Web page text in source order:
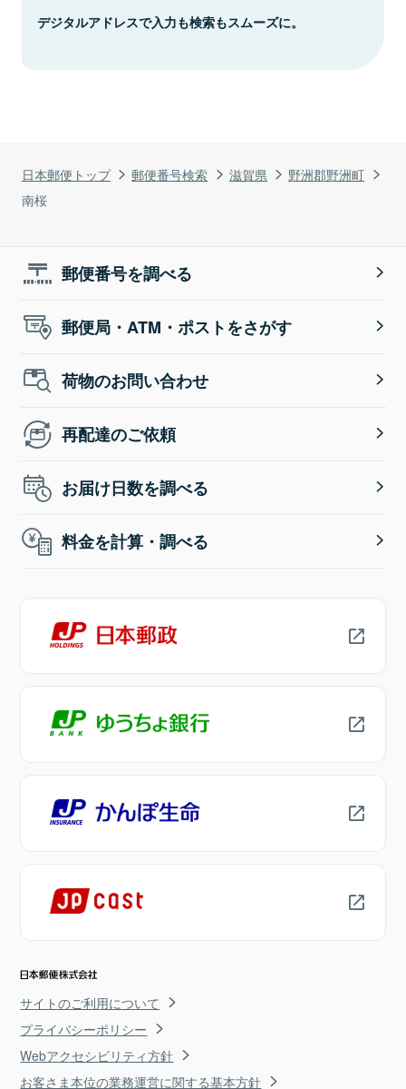
日本郵便トップ 郵便番号検索 滋賀県
野洲郡野洲町
南桜
デジタルアドレスで入力も検索もスムーズに。
郵便番号を調べる
郵便局・ATM・ポストをさがす
荷物のお問い合わせ
再配達のご依頼
お届け日数を調べる
料金を計算・調べる
サイトのご利用について
プライバシーポリシー
Webアクセシビリティ方針
お客さま本位の業務運営に関する基本方針